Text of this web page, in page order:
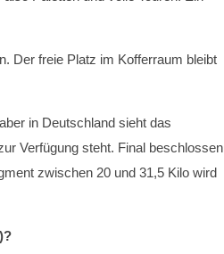
Der freie Platz im Kofferraum bleibt
in Deutschland sieht das
Verfügung steht. Final beschlossen
zwischen 20 und 31,5 Kilo wird